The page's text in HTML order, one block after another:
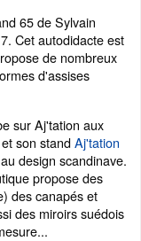
65 de Sylvain
Cet autodidacte est
de nombreux
d'assises
sur Aj'tation aux
son standAj'tation
design scandinave.
propose des
des canapés et
des miroirs suédois